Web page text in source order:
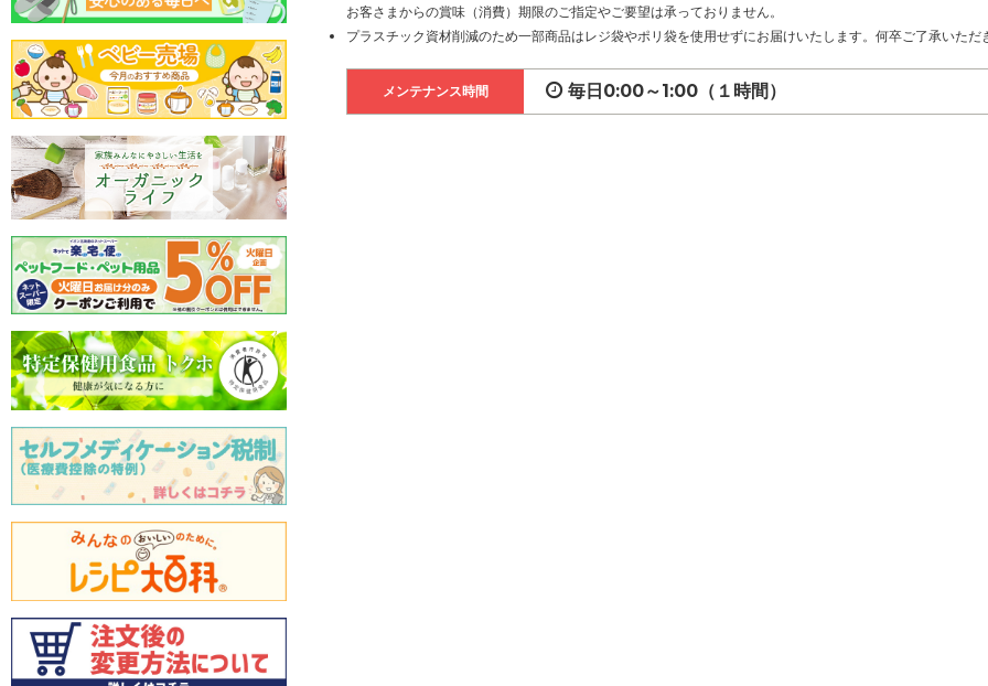
お客さまからの賞味（消費）期限のご指定やご要望は承っておりません。
プラスチック資材削減のため一部商品はレジ袋やポリ袋を使用せずにお届けいたします。何卒ご了承いた
メンテナンス時間 毎日0:00～1:00（１時間）